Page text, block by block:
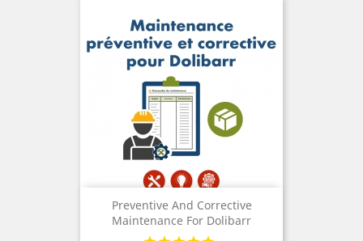
Preventive And Corrective
Maintenance For Dolibarr